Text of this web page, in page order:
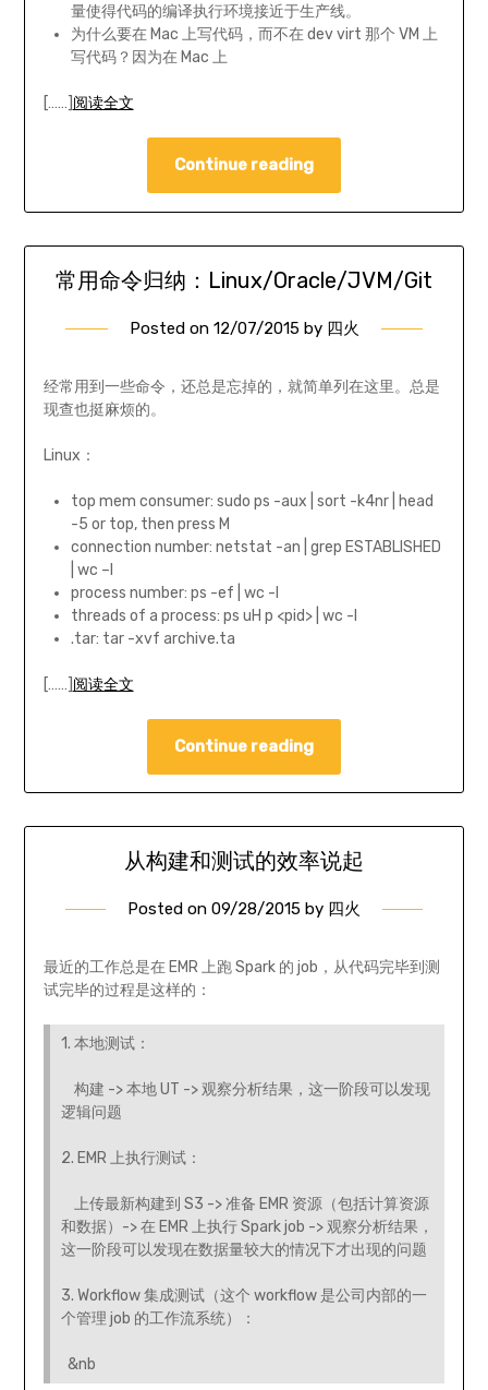
量使得代码的编译执行环境接近于生产线。
为什么要在 Mac 上写代码，而不在 dev virt 那个 VM 上
写代码？因为在 Mac 上
[……] 阅读全文
Continue reading
常用命令归纳：Linux/Oracle/JVM/Git
Posted on 12/07/2015by 四火
经常用到一些命令，还总是忘掉的，就简单列在这里。总是
现查也挺麻烦的。
Linux：
top mem consumer: sudo ps -aux | sort -k4nr | head
-5 or top, then press M
connection number: netstat -an | grep ESTABLISHED
| wc –l
process number: ps -ef | wc -l
threads of a process: ps uH p <pid> | wc -l
.tar: tar -xvf archive.ta
[……] 阅读全文
Continue reading
从构建和测试的效率说起
Posted on 09/28/2015 by 四火
最近的工作总是在 EMR 上跑 Spark 的 job，从代码完毕到测
试完毕的过程是这样的：
1. 本地测试：
构建 -> 本地 UT -> 观察分析结果，这一阶段可以发现
逻辑问题
2. EMR 上执行测试：
上传最新构建到 S3 -> 准备 EMR 资源（包括计算资源
和数据）-> 在 EMR 上执行 Spark job -> 观察分析结果，
这一阶段可以发现在数据量较大的情况下才出现的问题
3. Workflow 集成测试（这个 workflow 是公司内部的一
个管理 job 的工作流系统）：
&nb